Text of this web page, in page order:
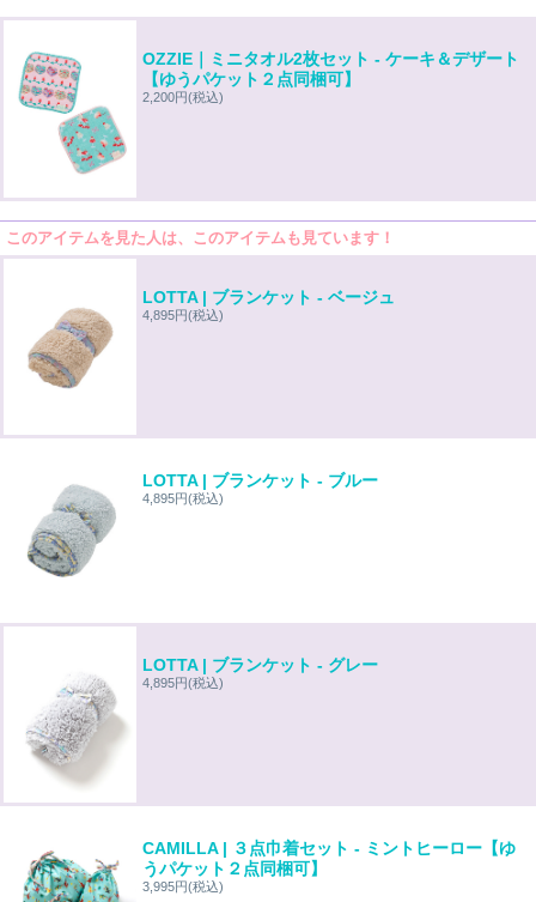
OZZIE｜ミニタオル2枚セット - ケーキ＆デザート
【ゆうパケット２点同梱可】
2,200円(税込)
このアイテムを見た人は、このアイテムも見ています！
LOTTA | ブランケット - ベージュ
4,895円(税込)
LOTTA | ブランケット - ブルー
4,895円(税込)
LOTTA | ブランケット - グレー
4,895円(税込)
CAMILLA | ３点巾着セット - ミントヒーロー【ゆ
うパケット２点同梱可】
3,995円(税込)